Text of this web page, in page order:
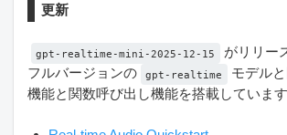
更新
gpt-realtime-mini-2025-12-15
がリリー
フルバージョンの
gpt-realtime
モデル
機能と関数呼び出し機能を搭載しています